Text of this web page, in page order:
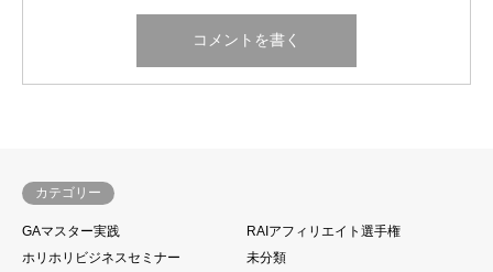
カテゴリー
GAマスター実践
RAIアフィリエイト選手権
ホリホリビジネスセミナー
未分類